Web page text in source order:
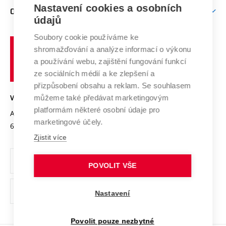
E-přihláška
Doktorské studium
Podpora podnikání
Mezinárodní vědecká rada
Systém zajišťování kvality výzkumu
Výzkumné infrastruktury
Transfer znalostí
Open Science
Projekty
Projekty ze strukturálních fondů
Specifický výzkum
Zahraniční spolupráce
Spolupráce se školami
Služby univerzity
Mezinárodní dohody
Univerzitní sítě
O UNIVERZITĚ
Profil univerzity
Udržitelná univerzita
Podnikavá univerzita / ContriBUTe
Bezpečná univerzita
Vyznamenání
Organizační struktura
Ochrana osobních údajů
odkaz)
učení
technické
VYSOKÉ UČENÍ TECHNICKÉ V BRNĚ
Antonínská 548/1
602 00 Brno
www.vut.cz
vut@vutbr.cz
Nastavení cookies a osobních
údajů
Soubory cookie používáme ke
shromažďování a analýze informací o výkonu
a používání webu, zajištění fungování funkcí
ze sociálních médií a ke zlepšení a
přizpůsobení obsahu a reklam. Se souhlasem
můžeme také předávat marketingovým
platformám některé osobní údaje pro
marketingové účely.
Zjistit více
POVOLIT VŠE
Nastavení
Povolit pouze nezbytné